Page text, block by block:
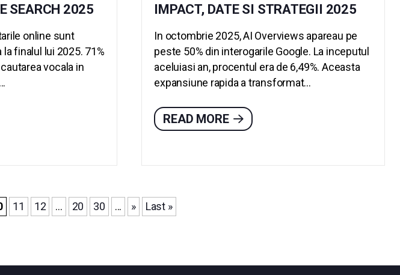
SEARCH 2025
online sunt
finalul lui 2025. 71%
vocala in
IMPACT, DATE SI STRATEGII 2025
In octombrie 2025, AI Overviews apareau pe
peste 50% din interogarile Google. La inceputul
aceluiasi an, procentul era de 6,49%. Aceasta
expansiune rapida a transformat...
READ MORE
11 12 ... 20 30 ... » Last »